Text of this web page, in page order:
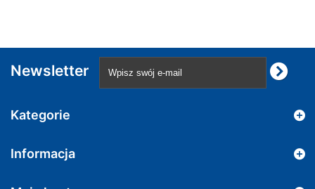
Newsletter
Kategorie
Informacja